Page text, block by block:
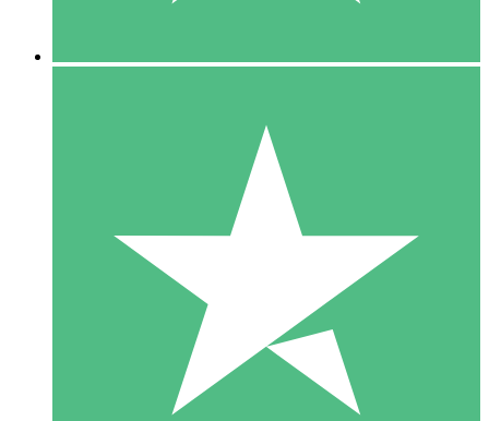
10 Téléchargements
20 00